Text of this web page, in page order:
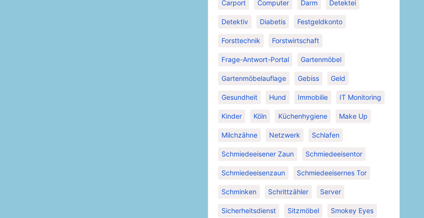
Carport Computer Darm Detektei
Detektiv Diabetis Festgeldkonto
Forsttechnik Forstwirtschaft
Frage-Antwort-Portal Gartenmöbel
Gartenmöbelauflage Gebiss Geld
Gesundheit Hund Immobilie IT Monitoring
Kinder Köln Küchenhygiene Make Up
Milchzähne Netzwerk Schlafen
Schmiedeeisener Zaun Schmiedeeisentor
Schmiedeeisenzaun Schmiedeeisernes Tor
Schminken Schrittzähler Server
Sicherheitsdienst Sitzmöbel Smokey Eyes